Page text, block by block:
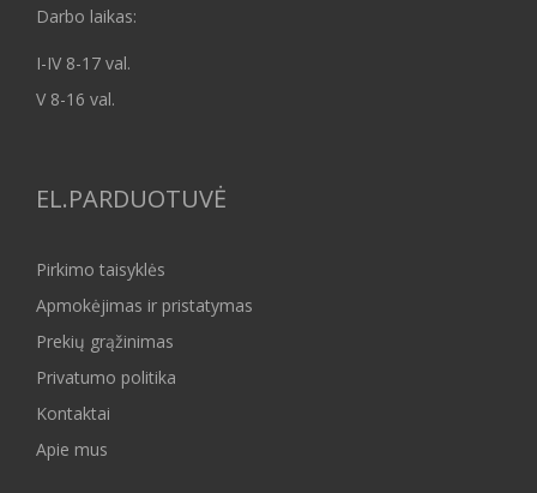
Darbo laikas:
I-IV 8-17 val.
V 8-16 val.
EL.PARDUOTUVĖ
Pirkimo taisyklės
Apmokėjimas ir pristatymas
Prekių grąžinimas
Privatumo politika
Kontaktai
Apie mus